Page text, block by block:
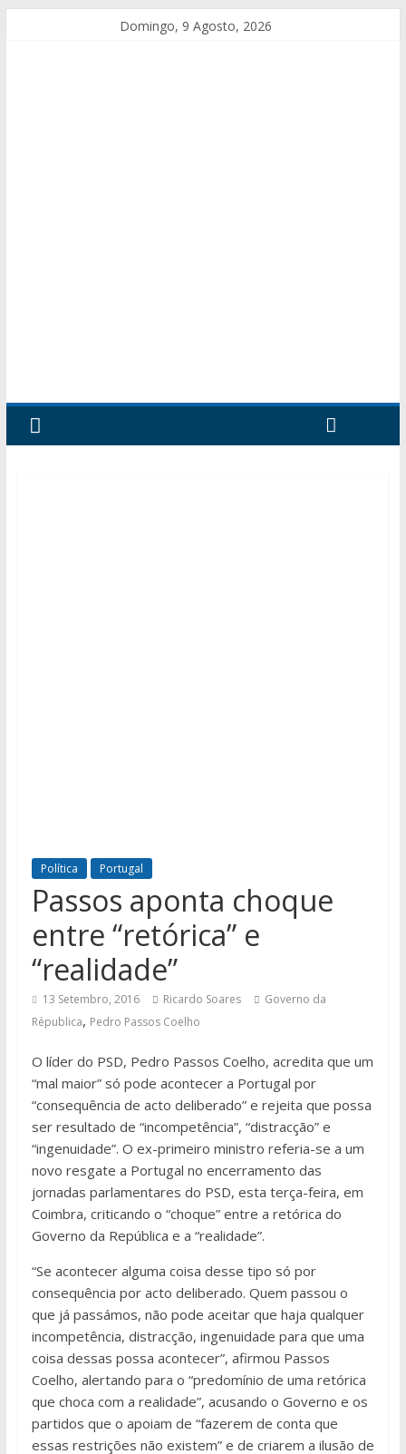
Domingo, 9 Agosto, 2026
Política Portugal
Passos aponta choque
entre “retórica” e
“realidade”
13 Setembro, 2016 Ricardo Soares
Governo da
Républica, Pedro Passos Coelho
O líder do PSD, Pedro Passos Coelho, acredita que um
“mal maior” só pode acontecer a Portugal por
“consequência de acto deliberado” e rejeita que possa
ser resultado de “incompetência”, “distracção” e
“ingenuidade”. O ex-primeiro ministro referia-se a um
novo resgate a Portugal no encerramento das
jornadas parlamentares do PSD, esta terça-feira, em
Coimbra, criticando o “choque” entre a retórica do
Governo da República e a “realidade”.
“Se acontecer alguma coisa desse tipo só por
consequência por acto deliberado. Quem passou o
que já passámos, não pode aceitar que haja qualquer
incompetência, distracção, ingenuidade para que uma
coisa dessas possa acontecer”, afirmou Passos
Coelho, alertando para o “predomínio de uma retórica
que choca com a realidade”, acusando o Governo e os
partidos que o apoiam de “fazerem de conta que
essas restrições não existem” e de criarem a ilusão de